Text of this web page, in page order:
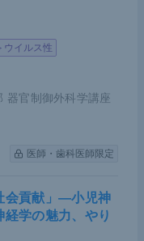
ウイルス性
器官制御外科学講座
医師・歯科医師限定
会貢献」―小児神
学の魅力、やり